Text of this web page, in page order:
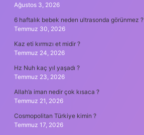
Ağustos 3, 2026
6 haftalık bebek neden ultrasonda görünmez ?
Temmuz 30, 2026
Kaz eti kırmızı et midir ?
Temmuz 24, 2026
Hz Nuh kaç yıl yaşadı ?
Temmuz 23, 2026
Allah’a iman nedir çok kısaca ?
Temmuz 21, 2026
Cosmopolitan Türkiye kimin ?
Temmuz 17, 2026